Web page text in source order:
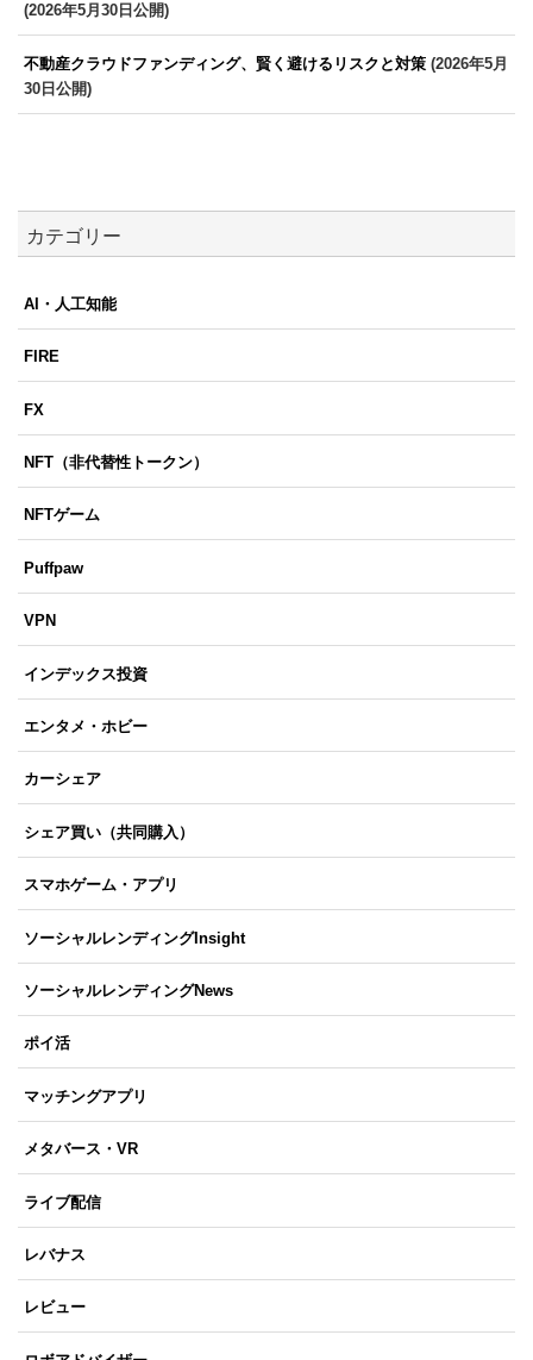
(2026年5月30日公開)
不動産クラウドファンディング、賢く避けるリスクと対策 (2026年5月
30日公開)
カテゴリー
AI・人工知能
FIRE
FX
NFT（非代替性トークン）
NFTゲーム
Puffpaw
VPN
インデックス投資
エンタメ・ホビー
カーシェア
シェア買い（共同購入）
スマホゲーム・アプリ
ソーシャルレンディングInsight
ソーシャルレンディングNews
ポイ活
マッチングアプリ
メタバース・VR
ライブ配信
レバナス
レビュー